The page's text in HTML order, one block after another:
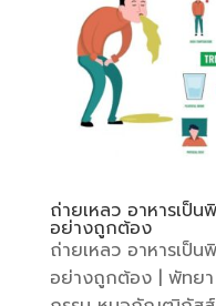
ถ่ายเหลว อาหารเป็
อย่างถูกต้อง
ถ่ายเหลว อาหารเป็
อย่างถูกต้อง | พัทยา